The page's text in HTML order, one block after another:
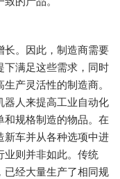
长。因此，制造商需要
下满足这些需求，同时
产灵活性的制造商。
器人来提高工业自动化
规格制造的物品。在
新车并从各种选项中进
业则并非如此。传统
已经大量生产了相同规